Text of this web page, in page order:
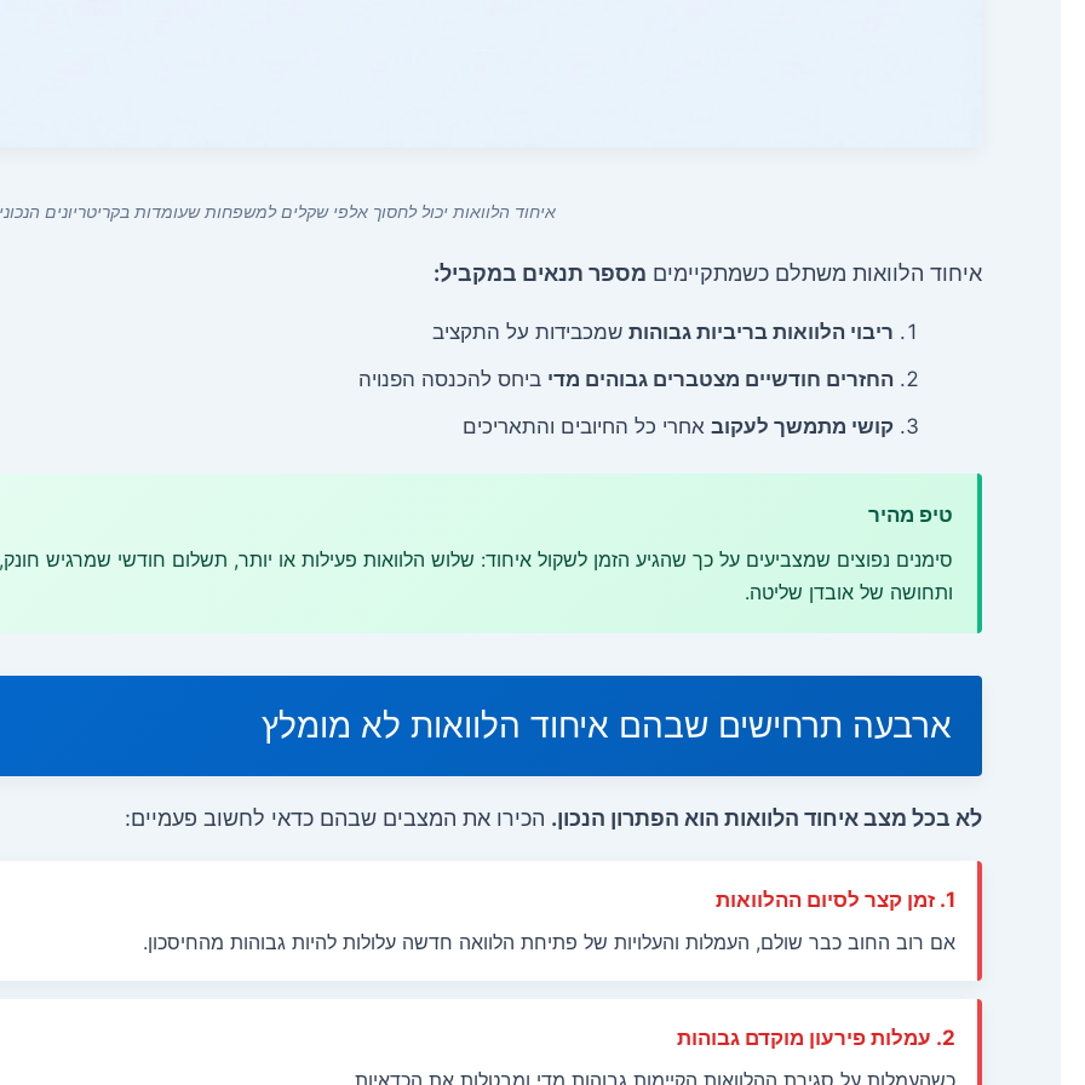
איחוד הלוואות יכול לחסוך אלפי שקלים למשפחות שעומדות בקריטריונים
איחוד הלוואות משתלם כשמתקיימים מספר תנאים במקביל:
ריבוי הלוואות בריביות גבוהות שמכבידות על התקציב
החזרים חודשיים מצטברים גבוהים מדי ביחס להכנסה הפנויה
קושי מתמשך לעקוב אחרי כל החיובים והתאריכים
טיפ מהיר
סימנים נפוצים שמצביעים על כך שהגיע הזמן לשקול איחוד: שלוש הלוואות פעילות או יותר, תשלום חודשי שמרגיש
ותחושה של אובדן שליטה.
ארבעה תרחישים שבהם איחוד הלוואות לא מומלץ
לא בכל מצב איחוד הלוואות הוא הפתרון הנכון. הכירו את המצבים שבהם כדאי לחשוב פעמיים:
1. זמן קצר לסיום ההלוואות
אם רוב החוב כבר שולם, העמלות והעלויות של פתיחת הלוואה חדשה עלולות להיות גבוהות מהחיסכון.
2. עמלות פירעון מוקדם גבוהות
כשהעמלות על סגירת ההלוואות הקיימות גבוהות מדי ומבטלות את הכדאיות.